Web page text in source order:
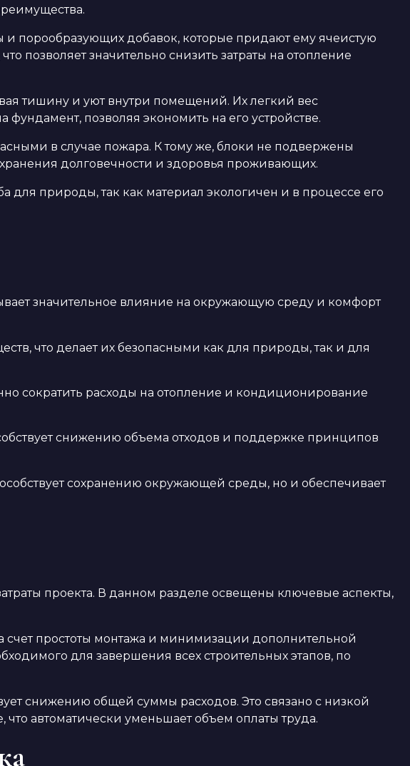
и порообразующих добавок, которые придают ему ячеистую
позволяет значительно снизить затраты на отопление
тишину и уют внутри помещений. Их легкий вес
фундамент, позволяя экономить на его устройстве.
в случае пожара. К тому же, блоки не подвержены
долговечности и здоровья проживающих.
для природы, так как материал экологичен и в процессе его
значительное влияние на окружающую среду и комфорт
что делает их безопасными как для природы, так и для
сократить расходы на отопление и кондиционирование
снижению объема отходов и поддержке принципов
сохранению окружающей среды, но и обеспечивает
проекта. В данном разделе освещены ключевые аспекты,
счет простоты монтажа и минимизации дополнительной
для завершения всех строительных этапов, по
снижению общей суммы расходов. Это связано с низкой
автоматически уменьшает объем оплаты труда.